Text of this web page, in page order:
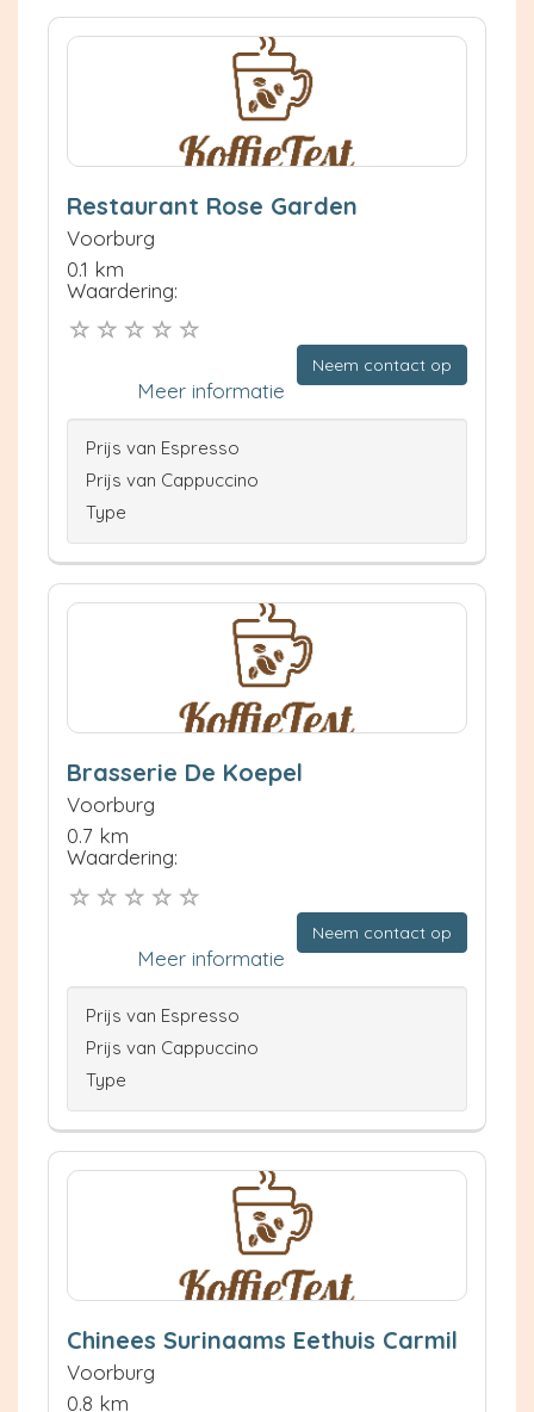
Restaurant Rose Garden
Voorburg
0.1 km
Waardering:
Neem contact op
Meer informatie
Prijs van Espresso
Prijs van Cappuccino
Type
Brasserie De Koepel
Voorburg
0.7 km
Waardering:
Neem contact op
Meer informatie
Prijs van Espresso
Prijs van Cappuccino
Type
Chinees Surinaams Eethuis Carmil
Voorburg
0.8 km